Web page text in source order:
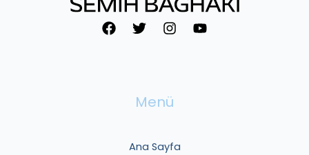
Menü
Ana Sayfa